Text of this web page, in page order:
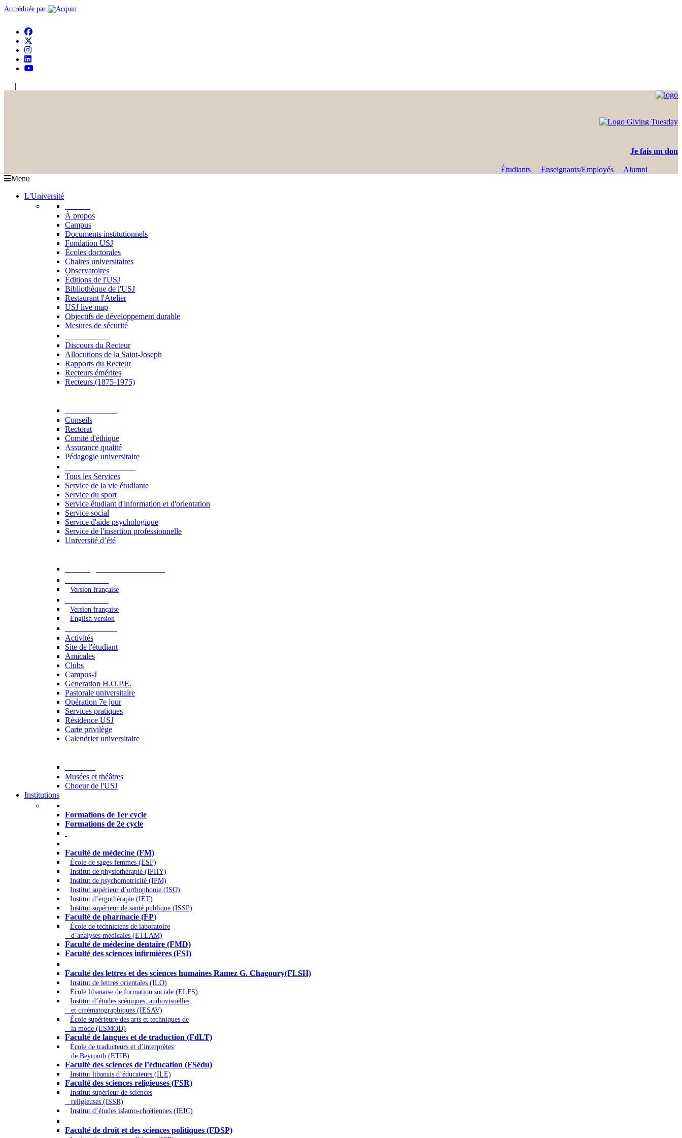
Accréditée par
|
Je fais un don
Étudiants Enseignants/Employés
Alumni
Menu
L'Université
À propos
Campus
Documents institutionnels
Fondation USJ
Écoles doctorales
Chaires universitaires
Observatoires
Éditions de l'USJ
Bibliothèque de l'USJ
Restaurant l'Atelier
USJ live map
Objectifs de développement durable
Mesures de sécurité
Discours du Recteur
Allocutions de la Saint-Joseph
Rapports du Recteur
Recteurs émérites
Recteurs (1875-1975)
Conseils
Rectorat
Comité d'éthique
Assurance qualité
Pédagogie universitaire
Tous les Services
Service de la vie étudiante
Service du sport
Service étudiant d'information et d'orientation
Service social
Service d'aide psychologique
Service de l'insertion professionnelle
Université d’été
Version française
Version française
English version
Activités
Site de l'étudiant
Amicales
Clubs
Campus-J
Generation H.O.P.E.
Pastorale universitaire
Opération 7e jour
Services pratiques
Résidence USJ
Carte privilège
Calendrier universitaire
Musées et théâtres
Choeur de l'USJ
Institutions
Formations de 1er cycle
Formations de 2e cycle
Faculté de médecine (FM)
École de sages-femmes (ESF)
Institut de physiothérapie (IPHY)
Institut de psychomotricité (IPM)
Institut supérieur d’orthophonie (ISO)
Institut d’ergothérapie (IET)
Institut supérieur de santé publique (ISSP)
Faculté de pharmacie (FP)
École de techniciens de laboratoire
d’analyses médicales (ETLAM)
Faculté de médecine dentaire (FMD)
Faculté des sciences infirmières (FSI)
Faculté des lettres et des sciences humaines Ramez G. Chagoury(FLSH)
Institut de lettres orientales (ILO)
École libanaise de formation sociale (ELFS)
Institut d’études scéniques, audiovisuelles
et cinématographiques (IESAV)
École supérieure des arts et techniques de
la mode (ESMOD)
Faculté de langues et de traduction (FdLT)
École de traducteurs et d’interprètes
de Beyrouth (ETIB)
Faculté des sciences de l’éducation (FSédu)
Institut libanais d’éducateurs (ILE)
Faculté des sciences religieuses (FSR)
Institut supérieur de sciences
religieuses (ISSR)
Institut d’études islamo-chrétiennes (IEIC)
Faculté de droit et des sciences politiques (FDSP)